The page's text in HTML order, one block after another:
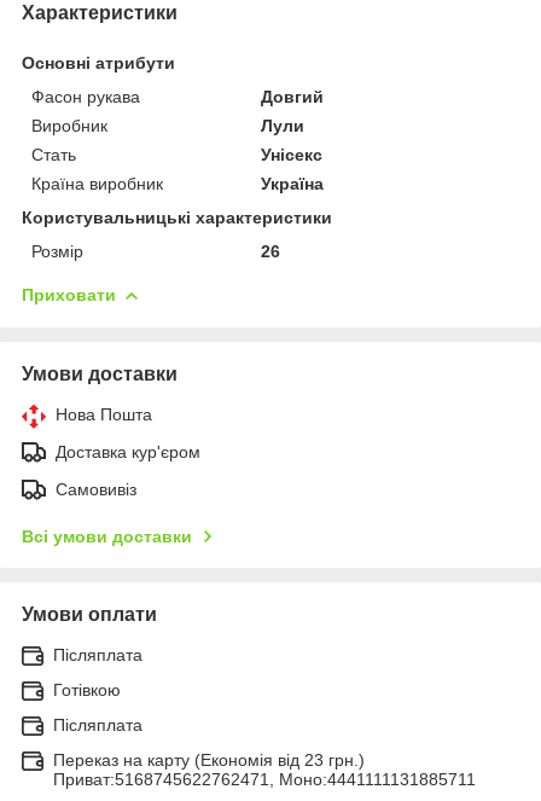
Характеристики
Основні атрибути
Фасон рукава
Довгий
Виробник
Лули
Стать
Унісекс
Країна виробник
Україна
Користувальницькі характеристики
Розмір
26
Приховати
Умови доставки
Нова Пошта
Доставка кур'єром
Самовивіз
Всі умови доставки
Умови оплати
Післяплата
Готівкою
Післяплата
Переказ на карту (Економія від 23 грн.)
Приват:5168745622762471, Моно:4441111131885711